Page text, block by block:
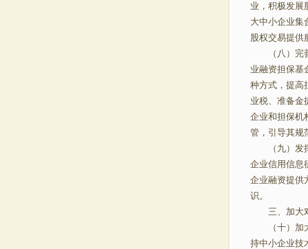
业，积极发展
大中小企业集
股权交易提供
（八）完善
业融资担保基
种方式，提高
业税、准备金
企业和担保机
管，引导其规
（九）发挥
企业信用信息
企业融资提供
识。
三、加大对
（十）加大
持中小企业技